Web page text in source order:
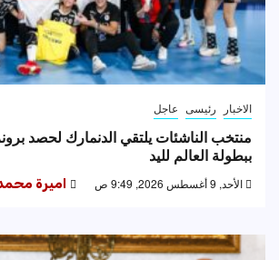
الاخبار رئيسى عاجل
منتخب الناشئات يلتقي الدنمارك لحصد
ببطولة العالم لليد
الأحد, 9 أغسطس 2026, 9:49 ص اميرة